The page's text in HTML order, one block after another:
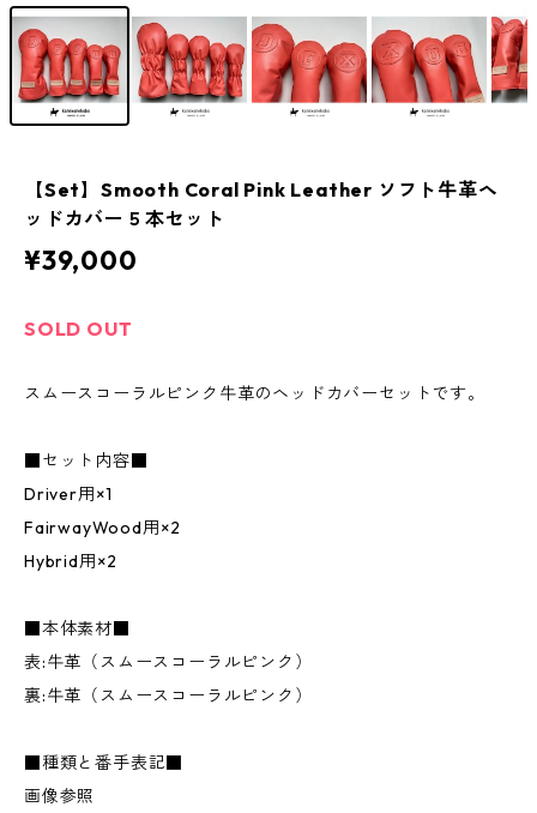
【Set】Smooth Coral Pink Leather ソフト牛革ヘ
ッドカバー５本セット
¥39,000
SOLD OUT
スムースコーラルピンク牛革のヘッドカバーセットです。
■セット内容■
Driver用×1
FairwayWood用×2
Hybrid用×2
■本体素材■
表:牛革（スムースコーラルピンク）
裏:牛革（スムースコーラルピンク）
■種類と番手表記■
画像参照